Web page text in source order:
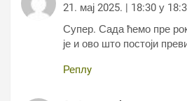
21. мај 2025. | 18:30 у
Супер. Сада ћемо пре
је и ово што постоји
Реплy